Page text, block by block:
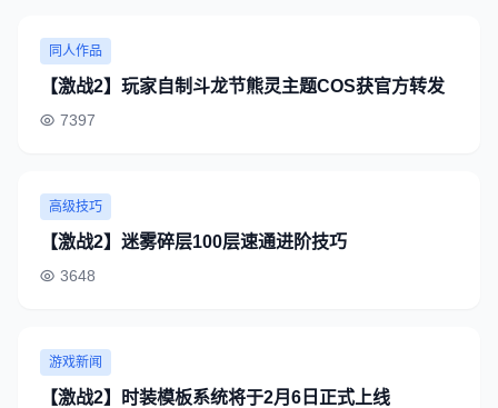
同人作品
【激战2】玩家自制斗龙节熊灵主题COS获官方转发
7397
高级技巧
【激战2】迷雾碎层100层速通进阶技巧
3648
游戏新闻
【激战2】时装模板系统将于2月6日正式上线